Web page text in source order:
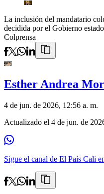
La inclusión del mandatario
decidida por el Gobierno
Colprensa
Esther Andrea
4 de jun. de 2026, 12:56 a. m.
Actualizado el 4 de jun. de
Sigue el canal de El País Cali